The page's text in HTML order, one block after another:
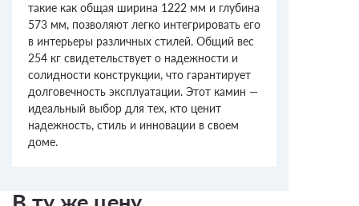
такие как общая ширина 1222 мм и глубина
573 мм, позволяют легко интегрировать его
в интерьеры различных стилей. Общий вес
254 кг свидетельствует о надежности и
солидности конструкции, что гарантирует
долговечность эксплуатации. Этот камин —
идеальный выбор для тех, кто ценит
надежность, стиль и инновации в своем
доме.